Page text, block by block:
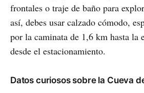
frontales o traje de baño para
así, debes usar calzado cómodo,
por la caminata de 1,6 km hasta la
desde el estacionamiento.
Datos curiosos sobre la Cueva